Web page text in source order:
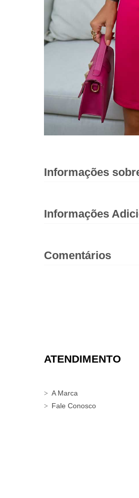
Informações
Informações
Comentários
ATENDIMENTO
A Marca
Fale Conosco